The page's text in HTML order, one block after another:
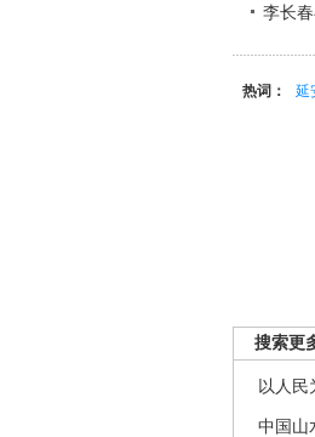
李长
热词： 延
搜索更
以人民
中国山